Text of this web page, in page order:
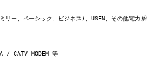
ー、ベーシック、ビジネス)、USEN、その他電力
CATV MODEM 等